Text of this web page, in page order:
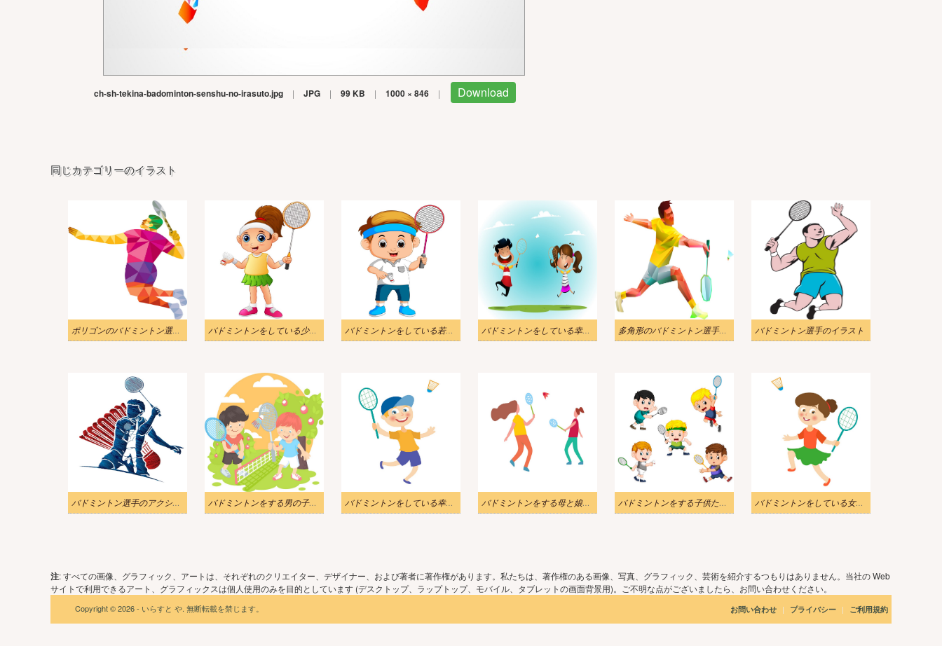
ch-sh-tekina-badominton-senshu-no-irasuto.jpg | JPG | 99 KB | 1000 × 846 | Download
同じカテゴリーのイラスト
ポリゴンのバドミントン選手がジャンプしているイラスト バドミントンをしている少女漫画のイラスト バドミントンをしている若い男の子のイラスト バドミントンをしている幸せな子供たちのイラスト 多角形のバドミントン選手のイラスト バドミントン選手のイラスト
バドミントン選手のアクショングラフィックのイラスト バドミントンをする男の子のイラスト バドミントンをしている幸せな少年のイラスト 1 バドミントンをする母と娘のイラスト バドミントンをする子供たちのセットのイラスト バドミントンをしている女の子のイラスト
注: すべての画像、グラフィック、アートは、それぞれのクリエイター、デザイナー、および著者に著作権があります。私たちは、著作権のある画像、写真、グラフィック、芸術を紹介するつもりはありません。当社の Web
サイトで利用できるアート、グラフィックスは個人使用のみを目的としています (デスクトップ、ラップトップ、モバイル、タブレットの画面背景用)。ご不明な点がございましたら、お問い合わせください。
Copyright © 2026 - いらすと や. 無断転載を禁じます。 お問い合わせ | プライバシー | ご利用規約